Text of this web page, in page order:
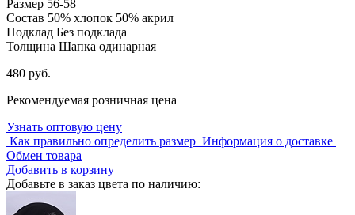
Размер 56-58
Состав 50% хлопок 50% акрил
Подклад Без подклада
Толщина Шапка одинарная
480 руб.
Рекомендуемая розничная цена
Узнать оптовую цену
Как правильно определить размер Информация о доставке
Обмен товара
Добавить в корзину
Добавьте в заказ цвета по наличию: